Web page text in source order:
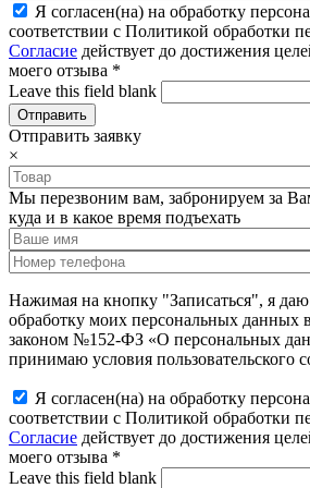
Я согласен(на) на обработку
соответствии с Политикой обработки
Согласие действует до достижения
моего отзыва *
Leave this field blank
Отправить заявку
×
Мы перезвоним вам, забронируем за
куда и в какое время подъехать
Нажимая на кнопку "Записаться", я даю
обработку моих персональных данных
законом №152-ФЗ «О персональных
принимаю условия пользовательского
Я согласен(на) на обработку
соответствии с Политикой обработки
Согласие действует до достижения
моего отзыва *
Leave this field blank